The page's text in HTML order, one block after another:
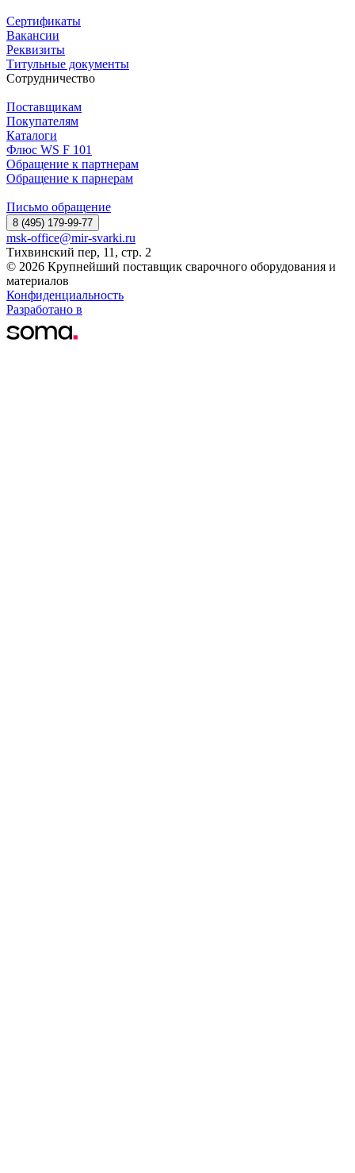
Сертификаты
Вакансии
Реквизиты
Титульные документы
Сотрудничество
Поставщикам
Покупателям
Каталоги
Флюс WS F 101
Обращение к партнерам
Обращение к парнерам
Письмо обращение
8 (495) 179-99-77
msk-office@mir-svarki.ru
Тихвинский пер, 11, стр. 2
© 2026 Крупнейший поставщик сварочного оборудования и
материалов
Конфиденциальность
Разработано в